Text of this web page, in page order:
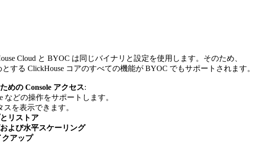
Cloud と BYOC は同じバイナリと設定を使用します。そのため、
とする ClickHouse コアのすべての機能が BYOC でもサポートされます。
めの Console アクセス:
などの操作をサポートします。
を表示できます。
リストア
よび水平スケーリング
クアップ